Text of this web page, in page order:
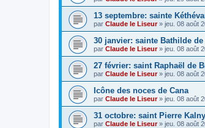
13 septembre: sainte
par Claude le Liseur» jeu. 08 août
30 janvier: sainte Bathilde de
par Claude le Liseur» jeu. 08 août
27 février: saint Raphaël de
par Claude le Liseur» jeu. 08 août
Icône des noces de Cana
par Claude le Liseur» jeu. 08 août
31 octobre: saint Pierre
par Claude le Liseur» jeu. 08 août